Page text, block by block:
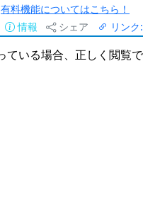
有料機能についてはこちら！
情報
シェア リンク: